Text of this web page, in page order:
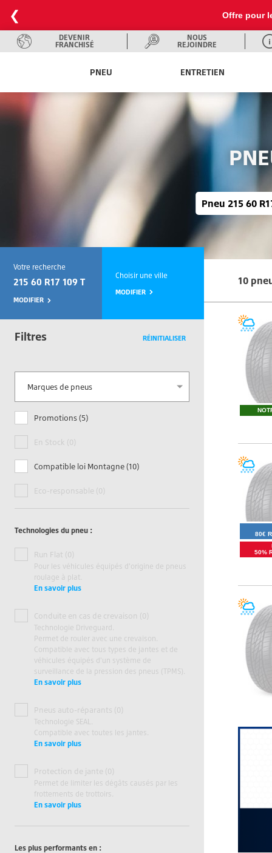
❮ Offre pour
DEVENIR
FRANCHISÉ
NOUS
REJOINDRE
PNEU ENTRETIEN
Pneu 215 60
Votre recherche
215 60 R17 109 T
MODIFIER
Choisir une ville
MODIFIER
RÉINITIALISER
Filtres
Marques de pneus
Promotions (5)
En Stock (0)
Compatible loi Montagne (10)
Eco-responsable (0)
Technologies du pneu :
Run Flat (0)
Pour les véhicules équipés d'origine de pneus
roulage à plat.
En savoir plus
Conduite en cas de crevaison (0)
Technologie Driveguard.
Permet de rouler avec une crevaison.
Compatible avec tous types de jantes et de
véhicules équipés d'un système de
surveillance de la pression des pneus (TPMS).
En savoir plus
Pneus auto-réparants (0)
Technologie SEAL.
Compatible avec toutes les jantes.
En savoir plus
Protection de jante (0)
Permet de limiter les dégâts causés par les
frottements de trottoirs.
En savoir plus
Les plus performants en :
10
80€
50%